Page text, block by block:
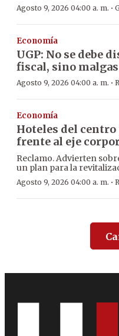
Agosto 9, 2026 04:00 a. m. ·
Economía
UGP: No se debe
fiscal, sino
Agosto 9, 2026 04:00 a. m. ·
Economía
Hoteles del
frente al eje
Reclamo. Advierten
un plan para la
Agosto 9, 2026 04:00 a. m. ·